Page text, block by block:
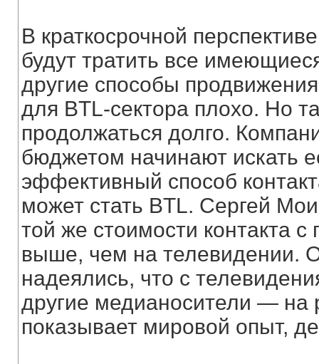
В краткосрочной
будут тратить все
другие способы
для BTL-сектора плохо. Но
продолжаться долго.
бюджетом начинают искать
эффективный способ
может стать BTL. Сергей
той же стоимости контакта
выше, чем на телевидении.
надеялись, что с
другие медианосители — на
показывает мировой опыт,